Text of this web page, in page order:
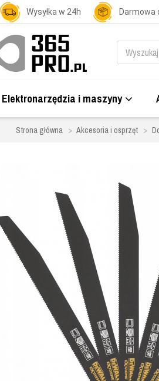
Wysyłka w 24h Darmowa
Elektronarzędzia i maszyny
Strona główna Akcesoria i osprzęt